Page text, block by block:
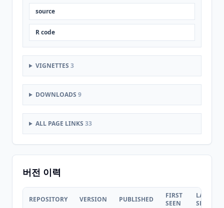
source
R code
VIGNETTES 3
DOWNLOADS 9
ALL PAGE LINKS 33
버전 이력
REPOSITORY VERSION PUBLISHED
FIRST
SEEN
LAST
SEEN